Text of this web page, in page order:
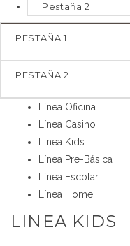
Pestaña 2
PESTAÑA 1
PESTAÑA 2
Línea Oficina
Línea Casino
Linea Kids
Línea Pre-Básica
Línea Escolar
Línea Home
LINEA KIDS